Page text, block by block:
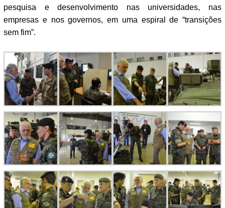
pesquisa e desenvolvimento nas universidades, nas
empresas e nos governos, em uma espiral de “transições
sem fim”.